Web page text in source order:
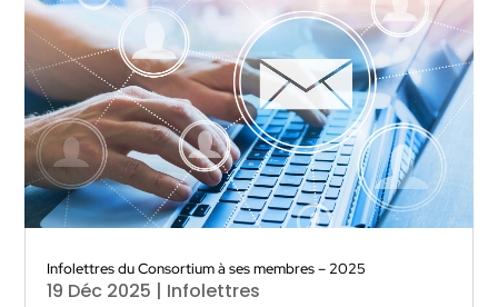
Infolettres du Consortium à ses membres – 2025
19 Déc 2025 | Infolettres